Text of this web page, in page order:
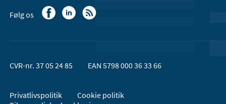
Følg os
CVR-nr. 37 05 24 85 EAN 5798 000 36 33 66
Privatlivspolitik
Cookie politik